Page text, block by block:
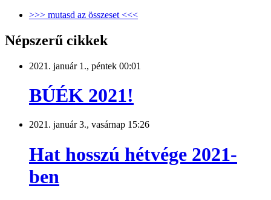
>>> mutasd az összeset <<<
Népszerű cikkek
2021. január 1., péntek 00:01
BÚÉK 2021!
2021. január 3., vasárnap 15:26
Hat hosszú hétvége 2021-
ben